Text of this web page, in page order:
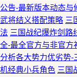
公告-最新版本动态与
武将结义搭配策略 三
法 三国战纪爆炸剑路
全-最全官方与非官方
分析各大势力优劣势-
机经典小兵角色 三国